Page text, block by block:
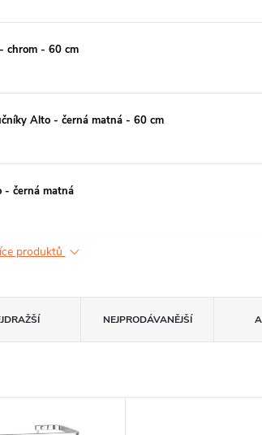
chrom - 60 cm
Alto - černá matná - 60 cm
- černá matná
produktů
NEJPRODÁVANĚJŠÍ